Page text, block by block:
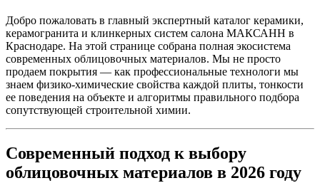
Добро пожаловать в главный экспертный каталог керамики,
керамогранита и клинкерных систем салона МАКСАНН в
Краснодаре. На этой странице собрана полная экосистема
современных облицовочных материалов. Мы не просто
продаем покрытия — как профессиональные технологи мы
знаем физико-химические свойства каждой плиты, тонкости
ее поведения на объекте и алгоритмы правильного подбора
сопутствующей строительной химии.
Современный подход к выбору
облицовочных материалов в 2026 году